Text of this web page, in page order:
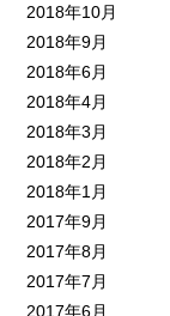
2018年10月
2018年9月
2018年6月
2018年4月
2018年3月
2018年2月
2018年1月
2017年9月
2017年8月
2017年7月
2017年6月